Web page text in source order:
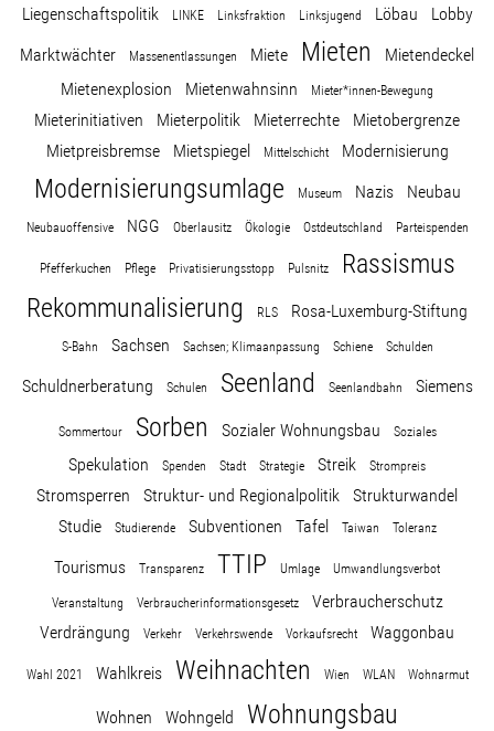
Liegenschaftspolitik LINKE Linksfraktion Linksjugend Löbau
Lobby
Marktwächter
Massenentlassungen Miete Mieten
Mietendeckel
Mietenexplosion
Mietenwahnsinn Mieter*innen-Bewegung
Mieterinitiativen Mieterpolitik Mieterrechte
Mietobergrenze
Mietpreisbremse
Mietspiegel Mittelschicht Modernisierung
Modernisierungsumlage Museum Nazis Neubau
Neubauoffensive NGG Oberlausitz Ökologie Ostdeutschland Parteispenden
Pfefferkuchen Pflege Privatisierungsstopp Pulsnitz
Rassismus
Rekommunalisierung
RLS Rosa-Luxemburg-Stiftung
S-Bahn Sachsen Sachsen; Klimaanpassung Schiene Schulden
Schuldnerberatung Schulen Seenland Seenlandbahn Siemens
Sommertour Sorben Sozialer Wohnungsbau Soziales
Spekulation Spenden Stadt Strategie Streik Strompreis
Stromsperren Struktur- und Regionalpolitik
Strukturwandel
Studie
Studierende Subventionen Tafel Taiwan Toleranz
Tourismus Transparenz TTIP Umlage Umwandlungsverbot
Veranstaltung Verbraucherinformationsgesetz
Verbraucherschutz
Verdrängung
Verkehr Verkehrswende Vorkaufsrecht Waggonbau
Wahl 2021 Wahlkreis Weihnachten Wien WLAN Wohnarmut
Wohnen Wohngeld Wohnungsbau